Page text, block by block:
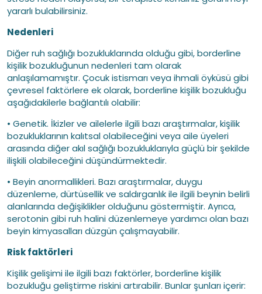
yararlı bulabilirsiniz.
Nedenleri
Diğer ruh sağlığı bozukluklarında olduğu gibi, borderline
kişilik bozukluğunun nedenleri tam olarak
anlaşılamamıştır. Çocuk istismarı veya ihmali öyküsü gibi
çevresel faktörlere ek olarak, borderline kişilik bozukluğu
aşağıdakilerle bağlantılı olabilir:
• Genetik. İkizler ve ailelerle ilgili bazı araştırmalar, kişilik
bozukluklarının kalıtsal olabileceğini veya aile üyeleri
arasında diğer akıl sağlığı bozukluklarıyla güçlü bir şekilde
ilişkili olabileceğini düşündürmektedir.
• Beyin anormallikleri. Bazı araştırmalar, duygu
düzenleme, dürtüsellik ve saldırganlık ile ilgili beynin belirli
alanlarında değişiklikler olduğunu göstermiştir. Ayrıca,
serotonin gibi ruh halini düzenlemeye yardımcı olan bazı
beyin kimyasalları düzgün çalışmayabilir.
Risk faktörleri
Kişilik gelişimi ile ilgili bazı faktörler, borderline kişilik
bozukluğu geliştirme riskini artırabilir. Bunlar şunları içerir: